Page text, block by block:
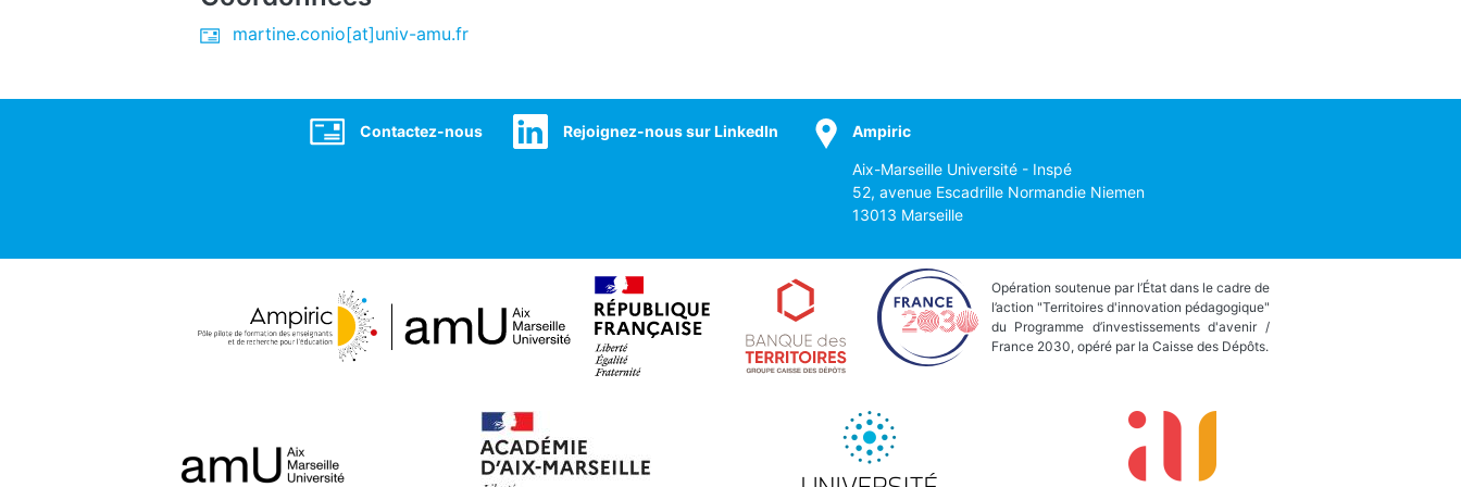
martine.conio[at]univ-amu.fr
SocialContactez-nous Rejoignez-nous sur LinkedIn Ampiric
Aix-Marseille Université - Inspé
52, avenue Escadrille Normandie Niemen
13013 Marseille
Opération soutenue par l’État dans le cadre de
l’action "Territoires d'innovation pédagogique"
du Programme d’investissements d'avenir /
France 2030, opéré par la Caisse des Dépôts.